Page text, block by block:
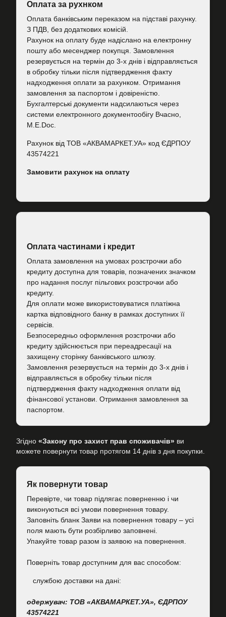
Оплата за рухнком
Оплата банківським переказом на підставі рахунку.
З ПДВ, без додаткових комісій.
Рахунок на оплату буде надіслано на електронну
пошту або месенджер покупця. Замовлення
резервується на термін до 3-х днів і відправляється
в обробку тільки після підтвердження факту
надходження оплати за рахунком. Отримання
замовлення за паспортом і довіреністю.
Бухгалтерські документи надсилаються через
системи електронного документообігу Вчасно,
M.E.Doc.
Рахунок від ТОВ «АКВАМАРКЕТ.УА» код ЄДРПОУ
43574221
Замовити рахунок на оплату
Оплата частинами і кредит
Оплата замовлення на умовах розстрочки або
кредиту доступна для товарів, позначених значком
про надання послуг пільгових розстрочки або
кредиту.
Для оплати може використовуватися платіжна
картка відповідного банку в рамках доступних її
сервісів.
Безпосередньо оформлення розстрочки або
кредиту здійснюється при переадресації на
захищену сторінку банківського шлюзу.
Замовлення резервується на термін до 3-х днів і
відправляється в обробку тільки після
підтвердження факту надходження оплати від
фінансової установи. Отримання замовлення за
паспортом.
Згідно «Закону про захист прав споживачів» ви
можете повернути товар протягом 14 днів з дня покупки.
Як повернути товар
Перевірте, чи товар підлягає поверненню і чи
виконуються всі умови повернення товару.
Заповніть бланк Заяви на повернення товару – усі
поля мають бути розбірливо заповнені.
Упакуйте товар разом із заявою на повернення.
Поверніть товар доступним для вас способом:
cлужбою доставки на дані:
одержувач: ТОВ «АКВАМАРКЕТ.УА», ЄДРПОУ
43574221